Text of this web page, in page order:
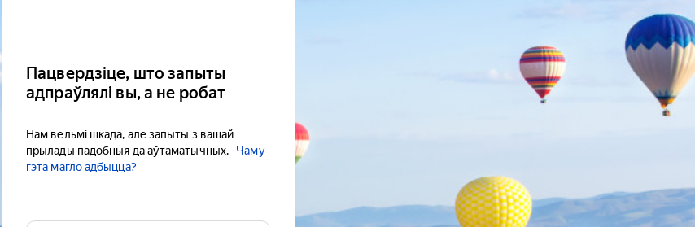
Пацвердзіце, што запыты
адпраўлялі вы, а не робат
Нам вельмі шкада, але запыты з вашай
прылады падобныя да аўтаматычных.
Чаму
гэта магло адбыцца?